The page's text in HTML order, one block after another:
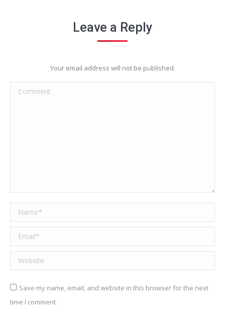
Leave a Reply
Your email address will not be published.
Comment
Name *
Email *
Website
Save my name, email, and website in this browser for the next
time I comment.